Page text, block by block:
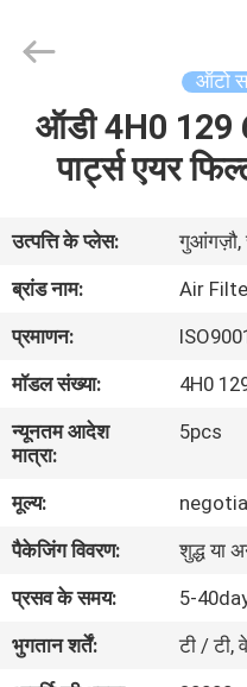
वीडियो
हमारे
बारे
में
कारखाने
का
दौरा
गुणवत्ता
PARTS
Reserved.
ऑटो
ऑडी 4H0 129
पार्ट्स एयर
उत्पत्ति के प्लेस:
गुआंगज़ौ,
ब्रांड नाम:
Air
प्रमाणन:
मॉडल संख्या:
4H0
न्यूनतम आदेश
मात्रा:
5pcs
मूल्य:
पैकेजिंग विवरण:
शुद्ध या
प्रसव के समय:
5-
भुगतान शर्तें:
टी / टी,